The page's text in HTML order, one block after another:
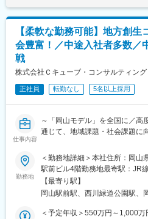
変更の範囲：会社の定める業務
■キャリアパス：PL、PMなどの
エンジニア、また他チームへの
グ部門や、5～10年程度の長期
平均15時間）へ異動することも
社長直轄で2015年から開始した
の会議原則禁止」「残業ルール
導入」「在宅勤務制度の全社展
る、生産性向上等の社員意識向
変更の範囲：会社の定める業務
【柔軟な勤務可能】地方創
会豊富！／中途入社者多数／
戦
株式会社Ｃキューブ・コンサルティング
正社員 転勤なし 5名以上採用
仕事内容
～「岡山モデル」を全国に／高
通じて、地域課題・社会課題に
本ポジションは地域が抱えるデ
足と移住・定住促進など、先進
できます。 課題が山積してい
や企業とコミュニケーションを
会貢献性の高い仕事です。
勤務地
＜勤務地詳細＞本社住所：岡山
駅前ビル4階勤務地最寄駅：JR
面禁煙変更の範囲：無
【最寄り駅】
岡山駅前駅、西川緑道公園駅、
＜予定年収＞550万円～1,000